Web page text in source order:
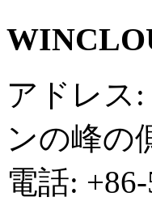
アドレス
ンの峰の
電話: